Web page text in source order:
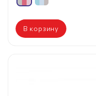
В корзину